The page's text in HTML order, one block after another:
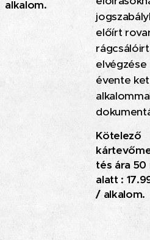
alkalom.
előírt
elvégzése
évente
Kötelező
tés ára 50
alatt :
/ alkalom.